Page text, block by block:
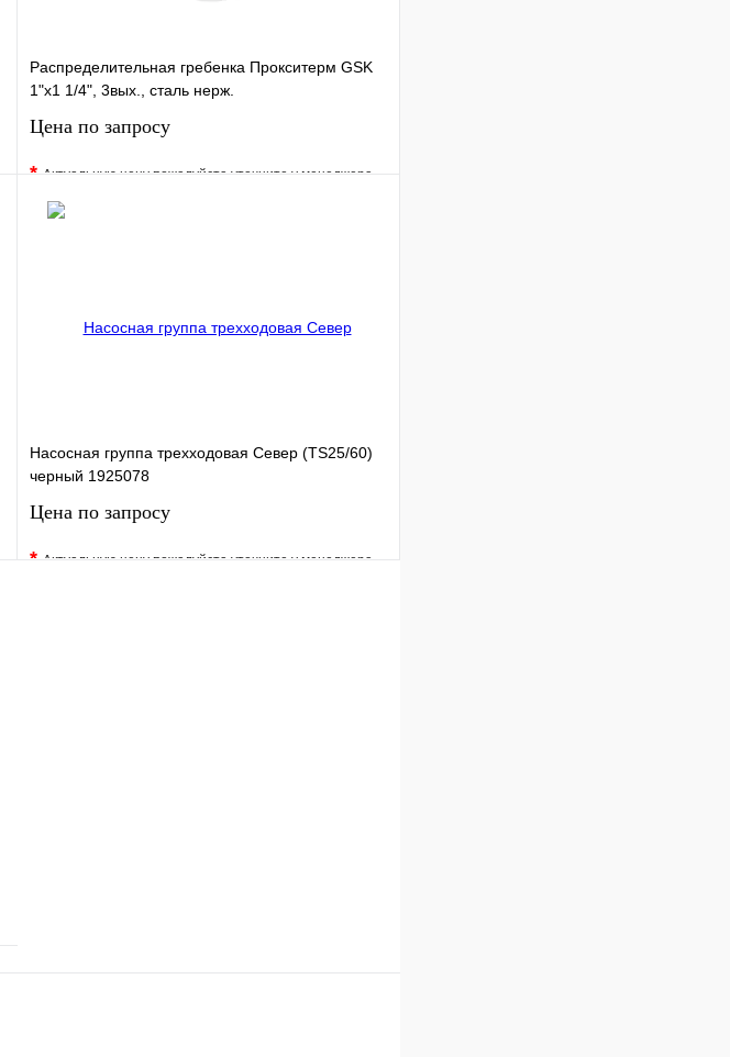
Распределительная гребенка Прокситерм GSK
1"х1 1/4", 3вых., сталь нерж.
Цена по запросу
*Актуальную цену пожалуйста уточните у менеджера
В избранное
Насосная группа трехходовая Север (TS25/60)
черный 1925078
Цена по запросу
*Актуальную цену пожалуйста уточните у менеджера